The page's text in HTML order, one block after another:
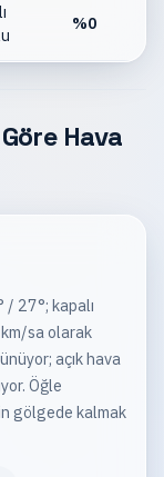
%0
Hava
27°; kapalı
sa olarak
açık hava
Öğle
gölgede kalmak